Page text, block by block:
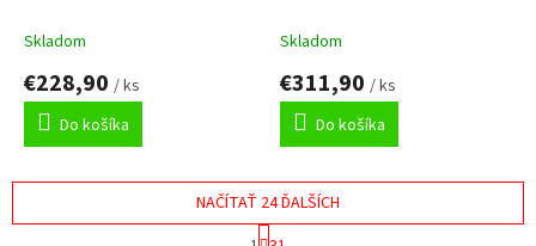
Skladom
€228,90 / ks
Do košíka
Skladom
€311,90 / ks
Do košíka
NAČÍTAŤ 24 ĎALŠÍCH
S